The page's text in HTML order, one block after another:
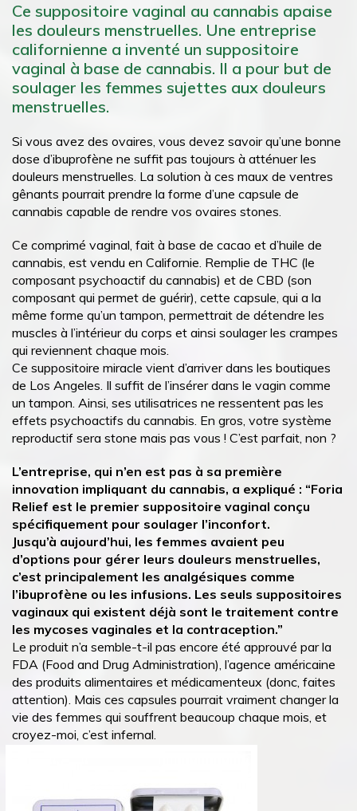
Ce suppositoire vaginal au cannabis apaise
les douleurs menstruelles. Une entreprise
californienne a inventé un suppositoire
vaginal à base de cannabis. Il a pour but de
soulager les femmes sujettes aux douleurs
menstruelles.
Si vous avez des ovaires, vous devez savoir qu’une bonne
dose d’ibuprofène ne suffit pas toujours à atténuer les
douleurs menstruelles. La solution à ces maux de ventres
gênants pourrait prendre la forme d’une capsule de
cannabis capable de rendre vos ovaires stones.
Ce comprimé vaginal, fait à base de cacao et d’huile de
cannabis, est vendu en Californie. Remplie de THC (le
composant psychoactif du cannabis) et de CBD (son
composant qui permet de guérir), cette capsule, qui a la
même forme qu’un tampon, permettrait de détendre les
muscles à l’intérieur du corps et ainsi soulager les crampes
qui reviennent chaque mois.
Ce suppositoire miracle vient d’arriver dans les boutiques
de Los Angeles. Il suffit de l’insérer dans le vagin comme
un tampon. Ainsi, ses utilisatrices ne ressentent pas les
effets psychoactifs du cannabis. En gros, votre système
reproductif sera stone mais pas vous ! C’est parfait, non ?
L’entreprise, qui n’en est pas à sa première
innovation impliquant du cannabis, a expliqué : “Foria
Relief est le premier suppositoire vaginal conçu
spécifiquement pour soulager l’inconfort.
Jusqu’à aujourd’hui, les femmes avaient peu
d’options pour gérer leurs douleurs menstruelles,
c’est principalement les analgésiques comme
l’ibuprofène ou les infusions. Les seuls suppositoires
vaginaux qui existent déjà sont le traitement contre
les mycoses vaginales et la contraception.”
Le produit n’a semble-t-il pas encore été approuvé par la
FDA (Food and Drug Administration), l’agence américaine
des produits alimentaires et médicamenteux (donc, faites
attention). Mais ces capsules pourrait vraiment changer la
vie des femmes qui souffrent beaucoup chaque mois, et
croyez-moi, c’est infernal.